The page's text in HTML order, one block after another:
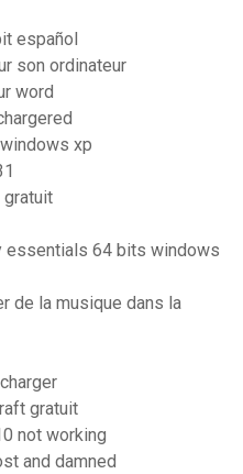
español
son ordinateur
word
xp
gratuit
essentials 64 bits windows
de la musique dans la
gratuit
not working
and damned